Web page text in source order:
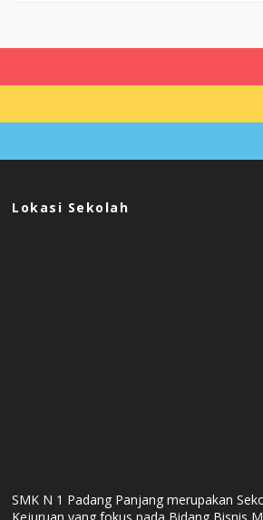
Lokasi Sekolah
SMK N 1 Padang Panjang merupakan